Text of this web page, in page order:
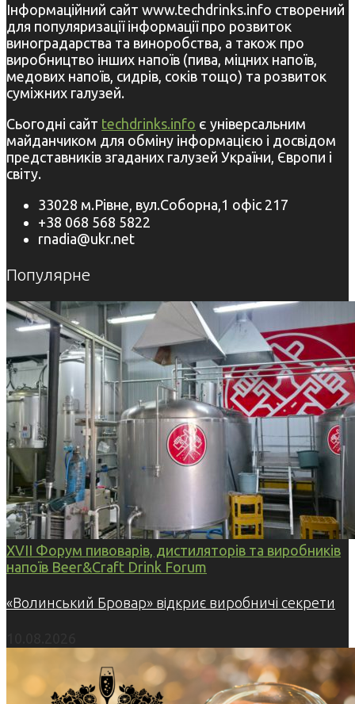
Інформаційний сайт www.techdrinks.info створений
для популяризації інформації про розвиток
виноградарства та виноробства, а також про
виробництво інших напоїв (пива, міцних напоїв,
медових напоїв, сидрів, соків тощо) та розвиток
суміжних галузей.
Сьогодні сайт techdrinks.info є універсальним
майданчиком для обміну інформацією і досвідом
представників згаданих галузей України, Європи і
світу.
33028 м.Рівне, вул.Соборна,1 офіс 217
+38 068 568 5822
rnadia@ukr.net
Популярне
XVII Форум пивоварів, дистиляторів та виробників
напоїв Beer&Craft Drink Forum
«Волинський Бровар» відкриє виробничі секрети